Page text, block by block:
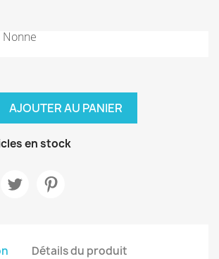
Nonne
AJOUTER AU PANIER
en stock
Détails du produit